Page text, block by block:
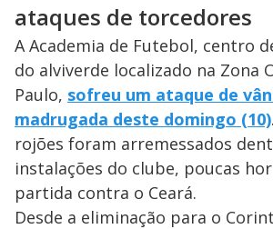
ataques de torcedores
A Academia de Futebol, centro
do alviverde localizado na Zona
Paulo, sofreu um ataque de
madrugada deste domingo (10)
rojões foram arremessados
instalações do clube, poucas
partida contra o Ceará.
Desde a eliminação para o